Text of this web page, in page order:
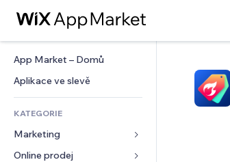
App Market – Domů
Aplikace ve slevě
KATEGORIE
Marketing
Reklamy
Online prodej